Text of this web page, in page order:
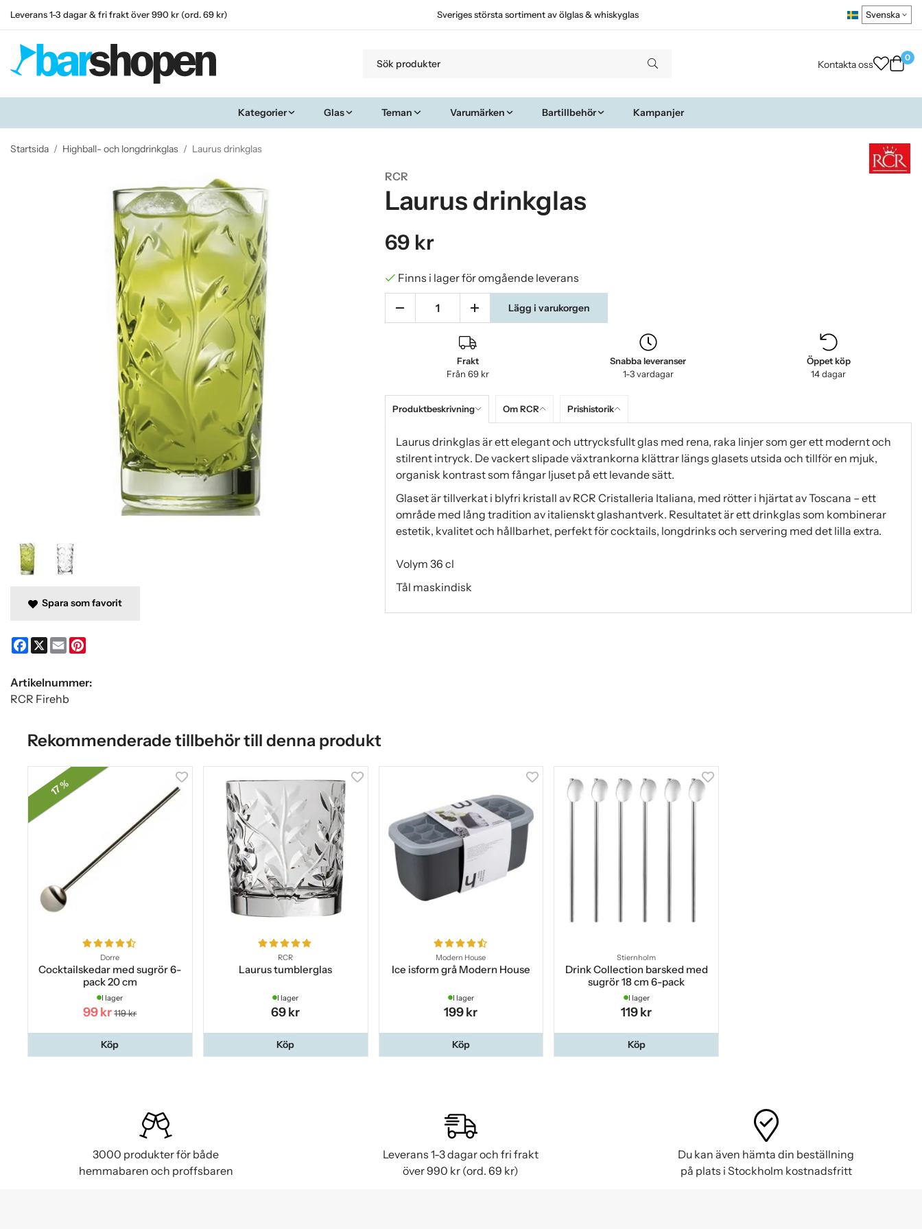
Leverans 1-3 dagar & fri frakt över 990 kr (ord. 69 kr) Sveriges största sortiment av ölglas & whiskyglas
Kontakta oss
0
Kategorier Glas Teman Varumärken Bartillbehör Kampanjer
Startsida / Highball- och longdrinkglas / Laurus drinkglas
RCR
Laurus drinkglas
69 kr
Finns i lager för omgående leverans
Lägg i varukorgen
Frakt
Från 69 kr
Snabba leveranser
1-3 vardagar
Öppet köp
14 dagar
Produktbeskrivning Om RCR Prishistorik
Laurus drinkglas är ett elegant och uttrycksfullt glas med rena, raka linjer som ger ett modernt och
stilrent intryck. De vackert slipade växtrankorna klättrar längs glasets utsida och tillför en mjuk,
organisk kontrast som fångar ljuset på ett levande sätt.
Glaset är tillverkat i blyfri kristall av RCR Cristalleria Italiana, med rötter i hjärtat av Toscana – ett
område med lång tradition av italienskt glashantverk. Resultatet är ett drinkglas som kombinerar
estetik, kvalitet och hållbarhet, perfekt för cocktails, longdrinks och servering med det lilla extra.
Volym 36 cl
Tål maskindisk
Spara som favorit
Facebook
X Email
Artikelnummer:
RCR Firehb
Rekommenderade tillbehör till denna produkt
17 %
Dorre
Cocktailskedar med sugrör 6-
pack 20 cm
I lager
99 kr 119 kr
Köp
RCR
Laurus tumblerglas
I lager
69 kr
Köp
Modern House
Ice isform grå Modern House
I lager
199 kr
Köp
Stiernholm
Drink Collection barsked med
sugrör 18 cm 6-pack
I lager
119 kr
Köp
3000 produkter för både
hemmabaren och proffsbaren
Leverans 1-3 dagar och fri frakt
över 990 kr (ord. 69 kr)
Du kan även hämta din beställning
på plats i Stockholm kostnadsfritt